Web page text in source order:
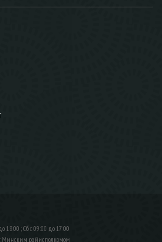
18:00 ; Сб c 09:00 до 17:00
Минским райисполкомом